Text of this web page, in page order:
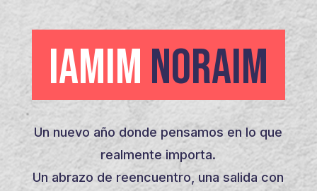
IAMIM NORAIM
Un nuevo año donde pensamos en lo que
realmente importa.
Un abrazo de reencuentro, una salida con